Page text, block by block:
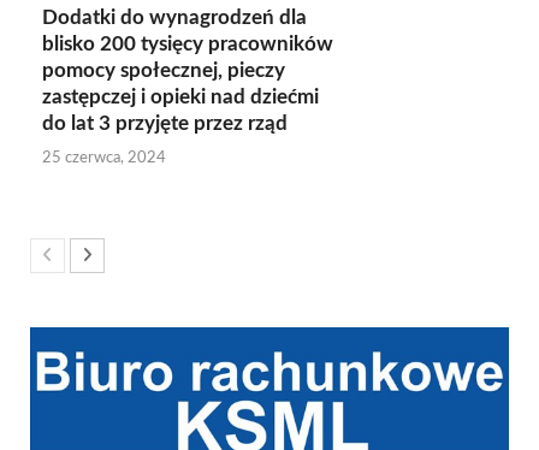
Dodatki do wynagrodzeń dla
blisko 200 tysięcy pracowników
pomocy społecznej, pieczy
zastępczej i opieki nad dziećmi
do lat 3 przyjęte przez rząd
25 czerwca, 2024